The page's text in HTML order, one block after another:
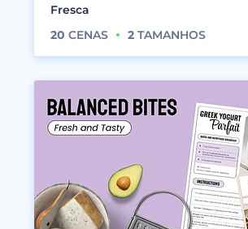
Fresca
20 CENAS 2 TAMANHOS